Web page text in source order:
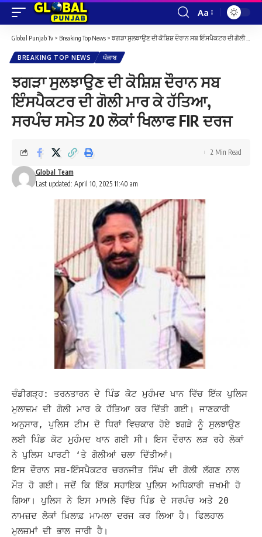
Font
Resizer
Aa
Global Punjab Tv > Breaking Top News > ਝਗੜਾ ਸੁਲਝਾਉਣ ਦੀ ਕੋਸ਼ਿਸ਼ ਦੌਰਾਨ ਸਬ ਇੰਸਪੈਕਟਰ ਦੀ ਗੋਲੀ ਮਾਰ ਕੇ ਹੱਤਿਆ, ਸਰਪੰਚ ਸਮੇਤ 20 ਲੋਕਾਂ ਖਿਲਾਫ FIR ਦਰਜ
BREAKING TOP NEWS ਪੰਜਾਬ
ਝਗੜਾ ਸੁਲਝਾਉਣ ਦੀ ਕੋਸ਼ਿਸ਼ ਦੌਰਾਨ ਸਬ
ਇੰਸਪੈਕਟਰ ਦੀ ਗੋਲੀ ਮਾਰ ਕੇ ਹੱਤਿਆ,
ਸਰਪੰਚ ਸਮੇਤ 20 ਲੋਕਾਂ ਖਿਲਾਫ FIR ਦਰਜ
Last updated: April 10, 2025 11:40 am
Global Team
2 Min Read
ਚੰਡੀਗੜ੍ਹ: ਤਰਨਤਾਰਨ ਦੇ ਪਿੰਡ ਕੋਟ ਮੁਹੰਮਦ ਖਾਨ ਵਿੱਚ ਇੱਕ ਪੁਲਿਸ
ਮੁਲਾਜ਼ਮ ਦੀ ਗੋਲੀ ਮਾਰ ਕੇ ਹੱਤਿਆ ਕਰ ਦਿੱਤੀ ਗਈ। ਜਾਣਕਾਰੀ
ਅਨੁਸਾਰ, ਪੁਲਿਸ ਟੀਮ ਦੋ ਧਿਰਾਂ ਵਿਚਕਾਰ ਹੋਏ ਝਗੜੇ ਨੂੰ ਸੁਲਝਾਉਣ
ਲਈ ਪਿੰਡ ਕੋਟ ਮੁਹੰਮਦ ਖਾਨ ਗਈ ਸੀ। ਇਸ ਦੌਰਾਨ ਲੜ ਰਹੇ ਲੋਕਾਂ
ਨੇ ਪੁਲਿਸ ਪਾਰਟੀ ‘ਤੇ ਗੋਲੀਆਂ ਚਲਾ ਦਿੱਤੀਆਂ।
ਇਸ ਦੌਰਾਨ ਸਬ-ਇੰਸਪੈਕਟਰ ਚਰਨਜੀਤ ਸਿੰਘ ਦੀ ਗੋਲੀ ਲੱਗਣ ਨਾਲ
ਮੌਤ ਹੋ ਗਈ। ਜਦੋਂ ਕਿ ਇੱਕ ਸਹਾਇਕ ਪੁਲਿਸ ਅਧਿਕਾਰੀ ਜ਼ਖਮੀ ਹੋ
ਗਿਆ। ਪੁਲਿਸ ਨੇ ਇਸ ਮਾਮਲੇ ਵਿੱਚ ਪਿੰਡ ਦੇ ਸਰਪੰਚ ਅਤੇ 20
ਨਾਮਜ਼ਦ ਲੋਕਾਂ ਖ਼ਿਲਾਫ਼ ਮਾਮਲਾ ਦਰਜ ਕਰ ਲਿਆ ਹੈ। ਫਿਲਹਾਲ
ਮੁਲਜ਼ਮਾਂ ਦੀ ਭਾਲ ਜਾਰੀ ਹੈ।